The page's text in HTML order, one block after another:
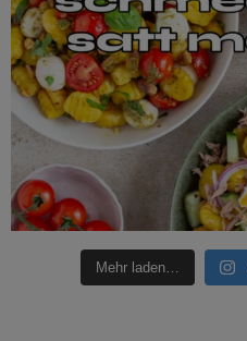
Mehr laden…